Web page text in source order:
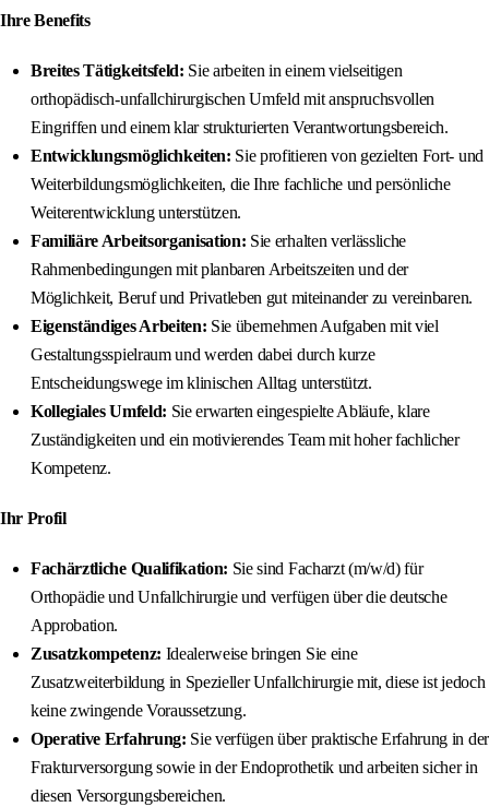
Ihre Benefits
Breites Tätigkeitsfeld: Sie arbeiten in einem vielseitigen
orthopädisch-unfallchirurgischen Umfeld mit anspruchsvollen
Eingriffen und einem klar strukturierten Verantwortungsbereich.
Entwicklungsmöglichkeiten: Sie profitieren von gezielten Fort- und
Weiterbildungsmöglichkeiten, die Ihre fachliche und persönliche
Weiterentwicklung unterstützen.
Familiäre Arbeitsorganisation: Sie erhalten verlässliche
Rahmenbedingungen mit planbaren Arbeitszeiten und der
Möglichkeit, Beruf und Privatleben gut miteinander zu vereinbaren.
Eigenständiges Arbeiten: Sie übernehmen Aufgaben mit viel
Gestaltungsspielraum und werden dabei durch kurze
Entscheidungswege im klinischen Alltag unterstützt.
Kollegiales Umfeld: Sie erwarten eingespielte Abläufe, klare
Zuständigkeiten und ein motivierendes Team mit hoher fachlicher
Kompetenz.
Ihr Profil
Fachärztliche Qualifikation: Sie sind Facharzt (m/w/d) für
Orthopädie und Unfallchirurgie und verfügen über die deutsche
Approbation.
Zusatzkompetenz: Idealerweise bringen Sie eine
Zusatzweiterbildung in Spezieller Unfallchirurgie mit, diese ist jedoch
keine zwingende Voraussetzung.
Operative Erfahrung: Sie verfügen über praktische Erfahrung in der
Frakturversorgung sowie in der Endoprothetik und arbeiten sicher in
diesen Versorgungsbereichen.